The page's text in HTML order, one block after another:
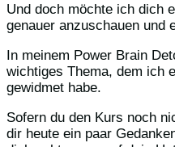
Und doch möchte ich dich
genauer anzuschauen und
In meinem Power Brain
wichtiges Thema, dem ich
gewidmet habe.
Sofern du den Kurs noch
dir heute ein paar